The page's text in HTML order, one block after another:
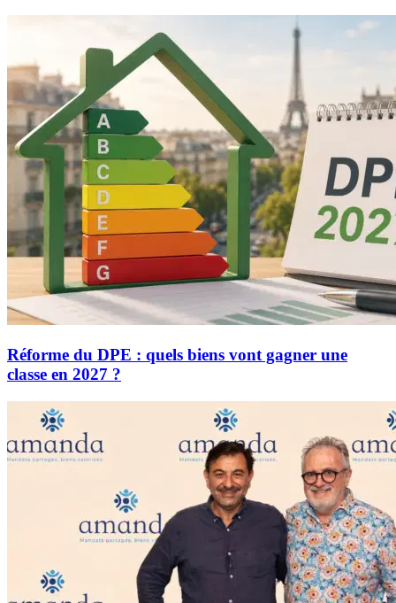
Réforme du DPE : quels biens vont gagner une
classe en 2027 ?